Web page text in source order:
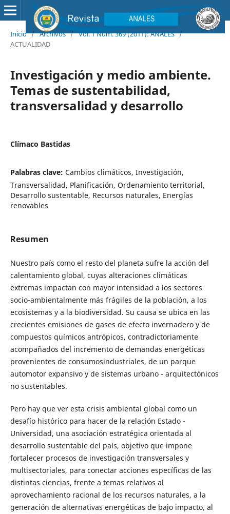
Inicio / Archivos / Vol. 1 Núm. 369 (2011): ANALES /
ACTUALIDAD
Investigación y medio ambiente.
Temas de sustentabilidad,
transversalidad y desarrollo
Clímaco Bastidas
Palabras clave: Cambios climáticos, Investigación,
Transversalidad, Planificación, Ordenamiento territorial,
Desarrollo sustentable, Recursos naturales, Energías
renovables
Resumen
Nuestro país como el resto del planeta sufre la acción del
calentamiento global, cuyas alteraciones climáticas
extremas impactan con mayor intensidad a los sectores
socio-ambientalmente más frágiles de la población, a los
ecosistemas y a la biodiversidad. Su causa se ubica en las
crecientes emisiones de gases de efecto invernadero y de
compuestos químicos antrópicos, contradictoriamente
acompañados del incremento de demandas energéticas
provenientes de consumosindustriales, de un parque
automotor expansivo y de sistemas urbano - arquitectónicos
no sustentables.
Pero hay que ver esta crisis ambiental global como un
desafío histórico para hacer de la relación Estado -
Universidad, una asociación estratégica orientada al
desarrollo sustentable del país, objetivo que impone
fortalecer procesos de investigación transversales y
multisectoriales, para conectar acciones específicas de las
distintas ciencias, frente a temas relativos al
aprovechamiento racional de los recursos naturales, a la
generación de alternativas energéticas de bajo impacto, al